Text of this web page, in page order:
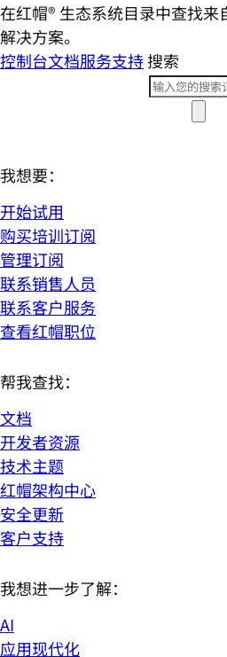
在红帽® 生态系统目录中查找
解决方案。
控制台文档服务支持搜索
我想要：
开始试用
购买培训订阅
管理订阅
联系销售人员
联系客户服务
查看红帽职位
帮我查找：
文档
开发者资源
技术主题
红帽架构中心
安全更新
客户支持
我想进一步了解：
AI
应用现代化